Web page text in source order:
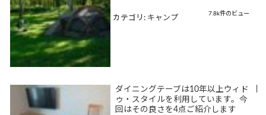
7.8k件のビュー
カテゴリ: キャンプ
ダイニングテーブは10年以上ウィド
ゥ・スタイルを利用しています。今
回はその良さを4点ご紹介します